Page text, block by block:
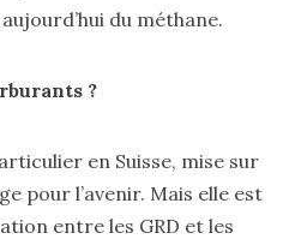
du méthane.
?
en Suisse, mise sur
pour l’avenir. Mais elle est
entre les GRD et les